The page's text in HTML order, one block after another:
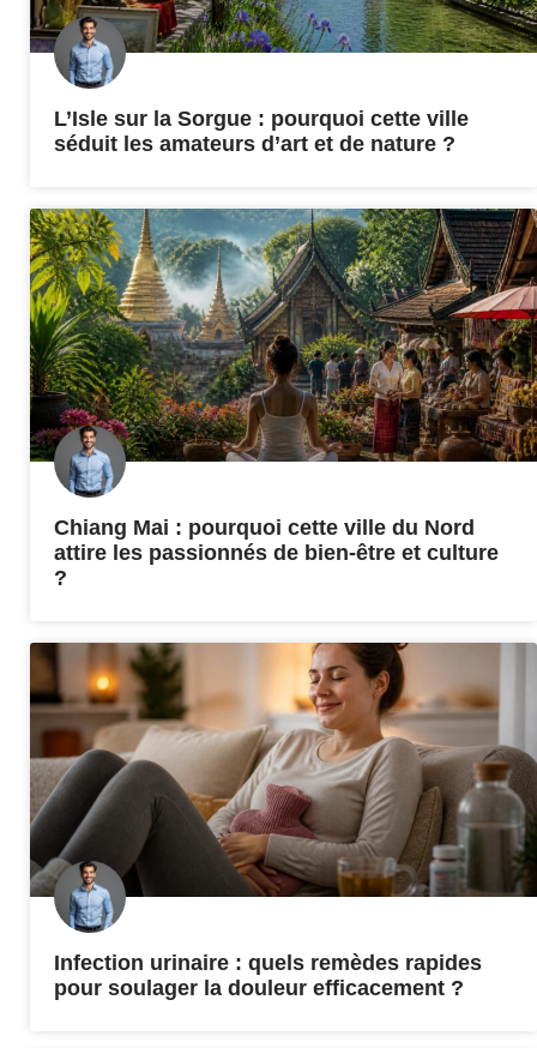
L’Isle sur la Sorgue : pourquoi cette ville
séduit les amateurs d’art et de nature ?
Chiang Mai : pourquoi cette ville du Nord
attire les passionnés de bien-être et culture
?
Infection urinaire : quels remèdes rapides
pour soulager la douleur efficacement ?